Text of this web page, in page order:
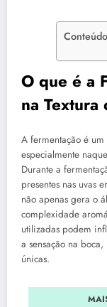
O que é a
na Textura
A fermentação é
especialmente
Durante a
presentes nas uvas
não apenas gera o
complexidade
utilizadas podem
a sensação na
únicas.